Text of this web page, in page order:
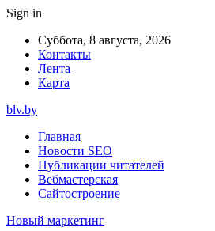
Sign in
Суббота, 8 августа, 2026
Контакты
Лента
Карта
blv.by
Главная
Новости SEO
Публикации читателей
Вебмастерская
Сайтостроение
Новый маркетинг